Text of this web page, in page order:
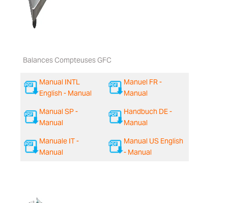
Balances Compteuses GFC
Manual INTL
English - Manual
Manuel FR -
Manual
Manual SP -
Manual
Handbuch DE -
Manual
Manuale IT -
Manual
Manual US English
- Manual